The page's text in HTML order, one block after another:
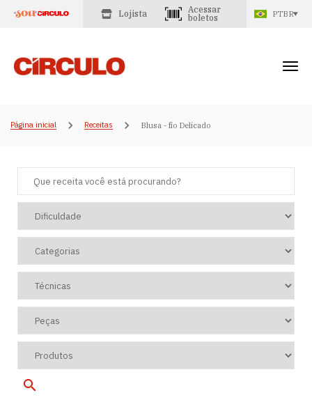
Lojista
Acessar
boletos
PTBR
Página inicial Receitas Blusa - fio Delicado